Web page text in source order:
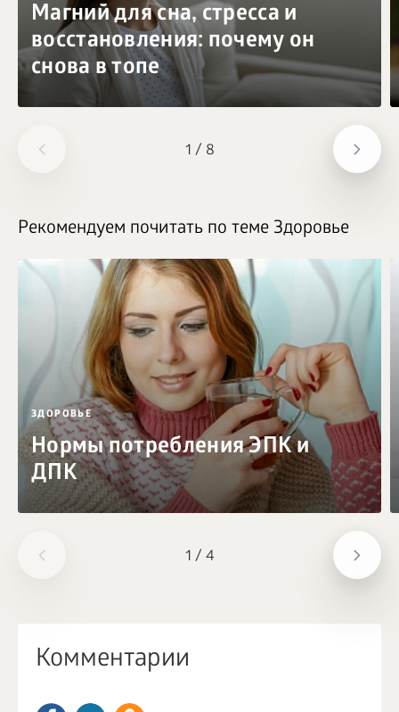
1 / 8
Магний для сна, стресса и
восстановления: почему он
снова в топе
1 / 4
Рекомендуем почитать по теме Здоровье
ЗДОРОВЬЕ
Нормы потребления ЭПК и
ДПК
Комментарии